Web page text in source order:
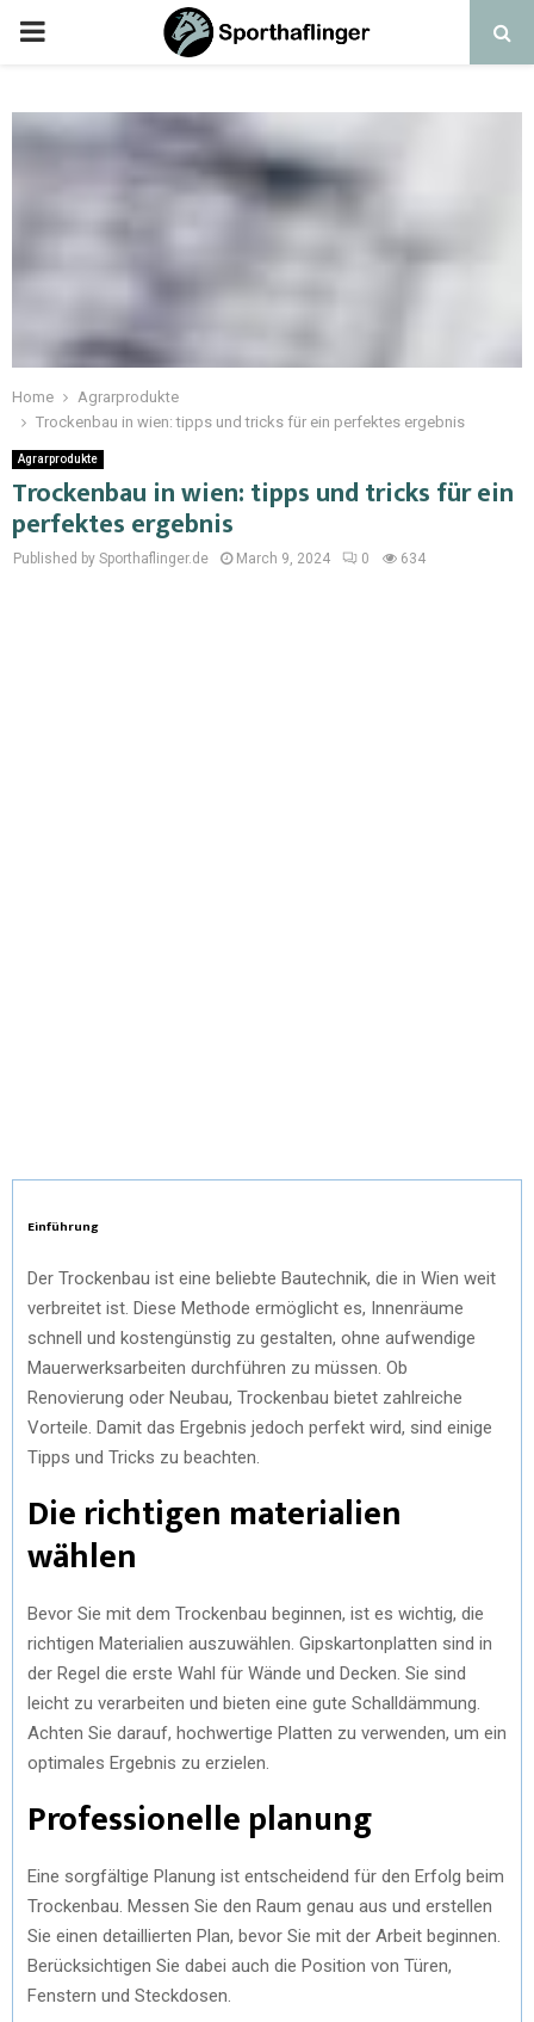
Home
Agrarprodukte
Trockenbau in wien: tipps und tricks für ein perfektes ergebnis
Agrarprodukte
Trockenbau in wien: tipps und tricks für ein
perfektes ergebnis
Published by Sporthaflinger.de March 9, 2024 0 634
Einführung
Der Trockenbau ist eine beliebte Bautechnik, die in Wien weit
verbreitet ist. Diese Methode ermöglicht es, Innenräume
schnell und kostengünstig zu gestalten, ohne aufwendige
Mauerwerksarbeiten durchführen zu müssen. Ob
Renovierung oder Neubau, Trockenbau bietet zahlreiche
Vorteile. Damit das Ergebnis jedoch perfekt wird, sind einige
Tipps und Tricks zu beachten.
Die richtigen materialien
wählen
Bevor Sie mit dem Trockenbau beginnen, ist es wichtig, die
richtigen Materialien auszuwählen. Gipskartonplatten sind in
der Regel die erste Wahl für Wände und Decken. Sie sind
leicht zu verarbeiten und bieten eine gute Schalldämmung.
Achten Sie darauf, hochwertige Platten zu verwenden, um ein
optimales Ergebnis zu erzielen.
Professionelle planung
Eine sorgfältige Planung ist entscheidend für den Erfolg beim
Trockenbau. Messen Sie den Raum genau aus und erstellen
Sie einen detaillierten Plan, bevor Sie mit der Arbeit beginnen.
Berücksichtigen Sie dabei auch die Position von Türen,
Fenstern und Steckdosen.